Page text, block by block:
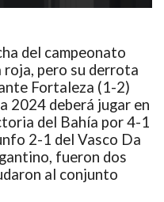
del campeonato
pero su derrota
Fortaleza (1-2)
2024 deberá jugar en
del Bahía por 4-1
2-1 del Vasco Da
fueron dos
al conjunto